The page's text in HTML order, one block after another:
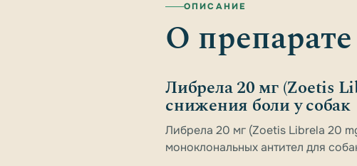
ОПИСАНИЕ
О препарате
Либрела 20 мг (Zoetis
снижения боли у собак
Либрела 20 мг (Zoetis Librela 20
моноклональных антител для